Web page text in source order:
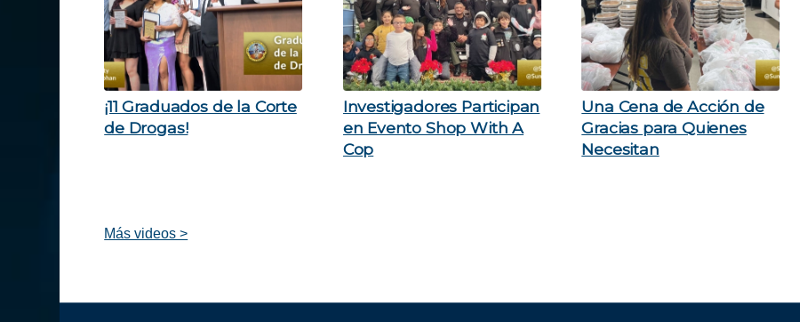
¡11 Graduados de la Corte
de Drogas!
Investigadores Participan
en Evento Shop With A
Cop
Una Cena de Acción de
Gracias para Quienes
Necesitan
Más videos >